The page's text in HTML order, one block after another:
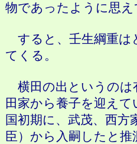
物であったように思
すると、壬生綱重は
てくる。
横田の出というのは
田家から養子を迎え
国初期に、武茂、西方
臣）から入嗣したと推